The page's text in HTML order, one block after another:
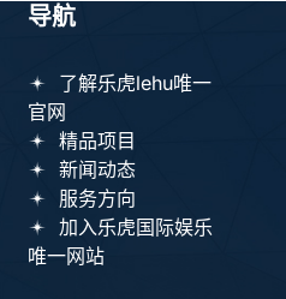
导航
了解乐虎lehu唯一
官网
精品项目
新闻动态
服务方向
加入乐虎国际娱乐
唯一网站